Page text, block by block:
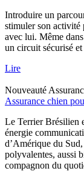
Introduire un
stimuler son activité
avec lui. Même
un circuit sécurisé
Lire
Nouveauté
Assurance chien
Le Terrier Brésilien
énergie
d’Amérique du
polyvalentes, aussi
compagnon du